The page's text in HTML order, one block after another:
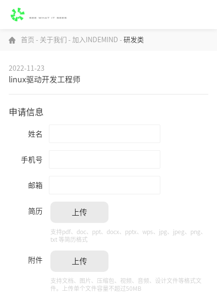
首页 - 关于我们 - 加入INDEMIND - 研发类
2022-11-23
linux驱动开发工程师
申请信息
姓名
手机号
邮箱
简历 上传
支持pdf、doc、ppt、docx、pptx、wps、jpg、jpeg、png、
txt 等简历格式
附件 上传
支持文档、图片、压缩包、视频、音频、设计文件等格式文
件。上传单个文件容量不超过50MB